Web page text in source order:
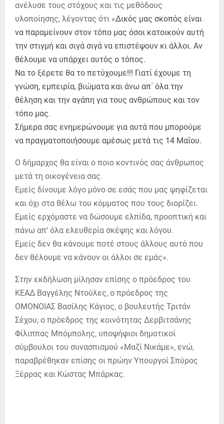
ανέλυσε τους στόχους και τις μεθόδους
υλοποίησης, λέγοντας ότι «Δικός μας σκοπός είναι
να παραμείνουν στον τόπο μας όσοι κατοικούν αυτή
την στιγμή και σιγά σιγά να επιστέψουν κι άλλοι. Αν
θέλουμε να υπάρχει αυτός ο τόπος.
Να το ξέρετε θα το πετύχουμε!!! Γιατί έχουμε τη
γνώση, εμπειρία, βιώματα και άνω απ΄ όλα την
θέληση και την αγάπη για τους ανθρώπους και τον
τόπο μας.
Σήμερα σας ενημερώνουμε για αυτά που μπορούμε
να πραγματοποιήσουμε αμέσως μετά τις 14 Μαΐου.
Ο δήμαρχος θα είναι ο ποιο κοντινός σας άνθρωπος
μετά τη οικογένεια σας.
Εμείς δίνουμε λόγο μόνο σε εσάς που μας ψηφίζεται
και όχι στα θέλω του κόμματος που τους διορίζει.
Εμείς ερχόμαστε να δώσουμε ελπίδα, προοπτική και
πάνω απ’ όλα ελευθερία σκέψης και λόγου.
Εμείς δεν θα κάνουμε ποτέ στους άλλους αυτό που
δεν θέλουμε να κάνουν οι άλλοι σε εμάς».
Στην εκδήλωση μίλησαν επίσης ο πρόεδρος του
ΚΕΑΔ Βαγγέλης Ντούλες, ο πρόεδρος της
ΟΜΟΝΟΙΑΣ Βασίλης Κάγιος, ο βουλευτής Τριτάν
Σέχου, ο πρόεδρος της κοινότητας Δερβιτσάνης
Φίλιππας Μπόμπολης, υποψήφιοι δημοτικοί
σύμβουλοι του συνασπισμού «Μαζί Νικάμε», ενώ,
παραβρέθηκαν επίσης οι πρώην Υπουργοί Σπύρος
Ξέρρας και Κώστας Μπάρκας.